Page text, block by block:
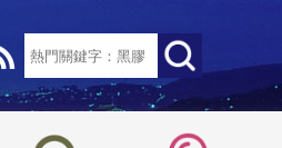
小 中